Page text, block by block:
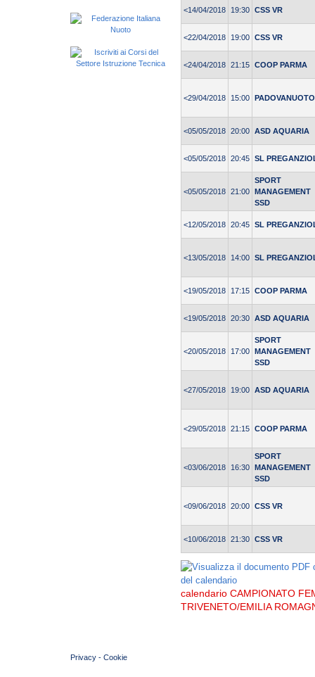
<14/04/2018 19:30 CSS VR
<22/04/2018 19:00 CSS VR
<24/04/2018 21:15 COOP PARMA
<29/04/2018 15:00 PADOVANUOTO
<05/05/2018 20:00 ASD AQUARIA
<05/05/2018 20:45 SL
<05/05/2018 21:00
SPORT
MANAGEMENT
SSD
<12/05/2018 20:45 SL
<13/05/2018 14:00 SL
<19/05/2018 17:15 COOP PARMA
<19/05/2018 20:30 ASD AQUARIA
<20/05/2018 17:00
SPORT
MANAGEMENT
SSD
<27/05/2018 19:00 ASD AQUARIA
<29/05/2018 21:15 COOP PARMA
<03/06/2018 16:30
SPORT
MANAGEMENT
SSD
<09/06/2018 20:00 CSS VR
<10/06/2018 21:30 CSS VR
calendario CAMPIONATO
TRIVENETO/EMILIA
Privacy - Cookie